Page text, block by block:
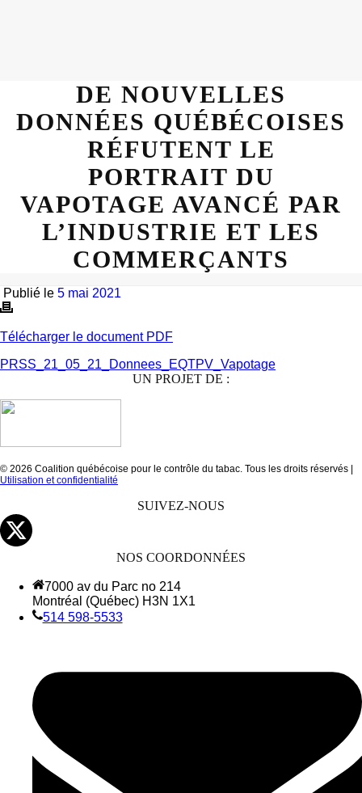
DE NOUVELLES
DONNÉES QUÉBÉCOISES
RÉFUTENT LE
PORTRAIT DU
VAPOTAGE AVANCÉ PAR
L’INDUSTRIE ET LES
COMMERÇANTS
Publié le 5 mai 2021
Télécharger le document PDF
PRSS_21_05_21_Donnees_EQTPV_Vapotage
UN PROJET DE :
© 2026 Coalition québécoise pour le contrôle du tabac. Tous les droits réservés |
Utilisation et confidentialité
SUIVEZ-NOUS
NOS COORDONNÉES
7000 av du Parc no 214
Montréal (Québec) H3N 1X1
514 598-5533